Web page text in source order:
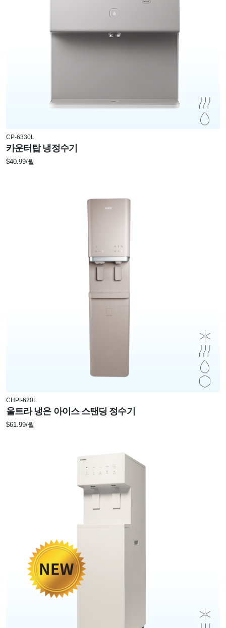
CP-6330L
카운터탑 냉정수기
$40.99/월
CHPI-620L
울트라 냉온 아이스 스탠딩 정수기
$61.99/월